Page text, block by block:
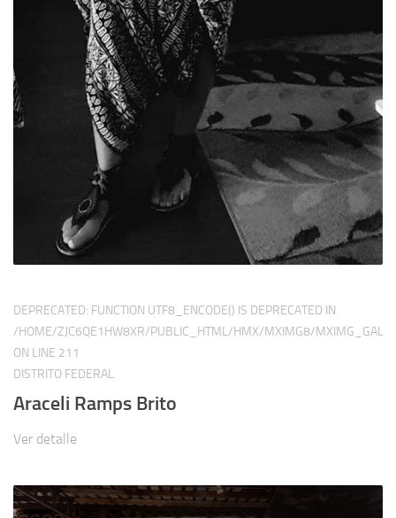
DEPRECATED: FUNCTION UTF8_ENCODE() IS DEPRECATED IN
/HOME/ZJC6QE1HW8XR/PUBLIC_HTML/HMX/MXIMG8/
ON LINE 211
DISTRITO FEDERAL
Araceli Ramps Brito
Ver detalle